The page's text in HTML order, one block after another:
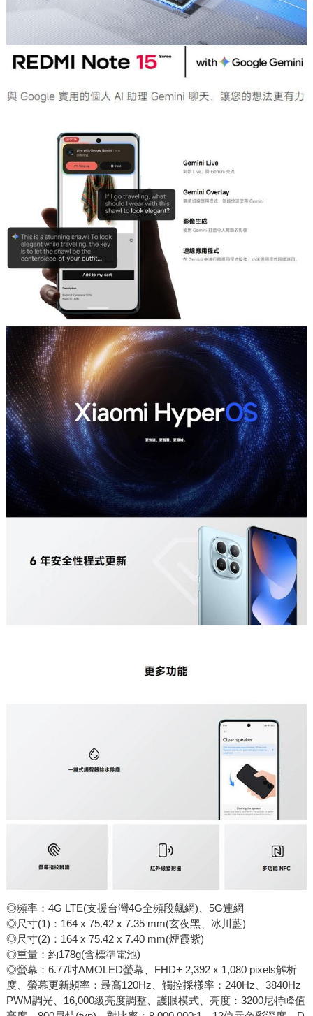
◎頻率：4G LTE(支援台灣4G全頻段飆網)、5G連網
◎尺寸(1)：164 x 75.42 x 7.35 mm(玄夜黑、冰川藍)
◎尺寸(2)：164 x 75.42 x 7.40 mm(煙霞紫)
◎重量：約178g(含標準電池)
◎螢幕：6.77吋AMOLED螢幕、FHD+ 2,392 x 1,080 pixels解析
度、螢幕更新頻率：最高120Hz、觸控採樣率：240Hz、3840Hz
PWM調光、16,000級亮度調整、護眼模式、亮度：3200尼特峰值